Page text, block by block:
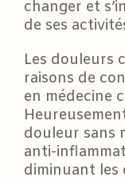
changer et
de ses
Les douleurs
raisons de
en médecine
douleur sans
anti-
diminuant les